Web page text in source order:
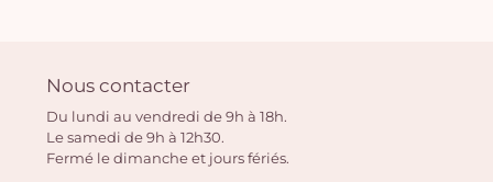
Nous contacter
Du lundi au vendredi de 9h à 18h.
Le samedi de 9h à 12h30.
Fermé le dimanche et jours fériés.